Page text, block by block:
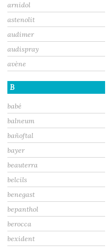
arnidol
astenolit
audimer
audispray
avène
B
babé
balneum
bañoftal
bayer
beauterra
belcils
benegast
bepanthol
berocca
bexident